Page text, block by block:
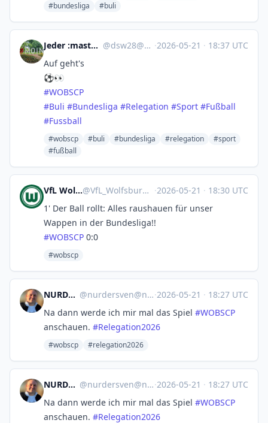
#bundesliga
#buli
Jeder :mastodon: :nonazis: @dsw28@norden.social ·2026-05-21 · 18:37 UTC
Auf geht's
⚽👀
#WOBSCP
#Buli #Bundesliga #Relegation #Sport #Fußball
#Fussball
#wobscp #buli #bundesliga #relegation
#sport
#fußball
VfL Wolfsburg 🤖@VfL_Wolfsburg@sportsbots.xyz ·2026-05-21 · 18:30 UTC
1' Der Ball rollt: Alles raushauen für unser
Wappen in der Bundesliga!!
#WOBSCP 0:0
#wobscp
NURDERSVEN @nurdersven@norden.social ·2026-05-21 · 18:27 UTC
Na dann werde ich mir mal das Spiel #WOBSCP
anschauen. #Relegation2026
#wobscp #relegation2026
NURDERSVEN @nurdersven@norden.social ·2026-05-21 · 18:27 UTC
Na dann werde ich mir mal das Spiel #WOBSCP
anschauen. #Relegation2026